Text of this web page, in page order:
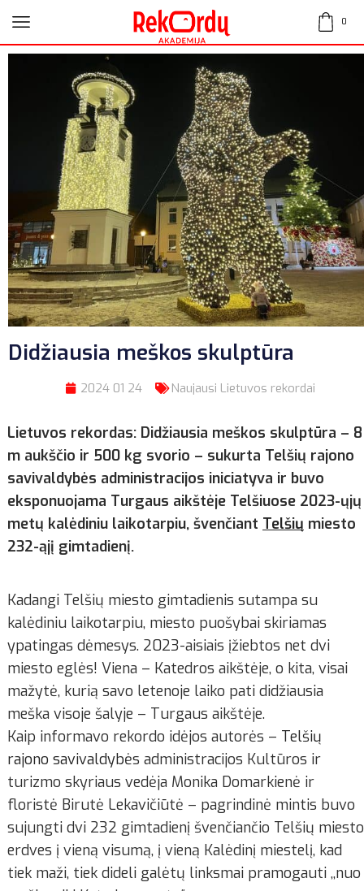
0
Didžiausia meškos skulptūra
2024 01 24 Naujausi Lietuvos rekordai
Lietuvos rekordas: Didžiausia meškos skulptūra – 8
m aukščio ir 500 kg svorio – sukurta Telšių rajono
savivaldybės administracijos iniciatyva ir buvo
eksponuojama Turgaus aikštėje Telšiuose 2023-ųjų
metų kalėdiniu laikotarpiu, švenčiant Telšių miesto
232-ąjį gimtadienį.
Kadangi Telšių miesto gimtadienis sutampa su
kalėdiniu laikotarpiu, miesto puošybai skiriamas
ypatingas dėmesys. 2023-aisiais įžiebtos net dvi
miesto eglės! Viena – Katedros aikštėje, o kita, visai
mažytė, kurią savo letenoje laiko pati didžiausia
meška visoje šalyje – Turgaus aikštėje.
Kaip informavo rekordo idėjos autorės – Telšių
rajono savivaldybės administracijos Kultūros ir
turizmo skyriaus vedėja Monika Domarkienė ir
floristė Birutė Lekavičiūtė – pagrindinė mintis buvo
sujungti dvi 232 gimtadienį švenčiančio Telšių miesto
erdves į vieną visumą, į vieną Kalėdinį miestelį, kad
tiek maži, tiek dideli galėtų linksmai pramogauti ,,nuo